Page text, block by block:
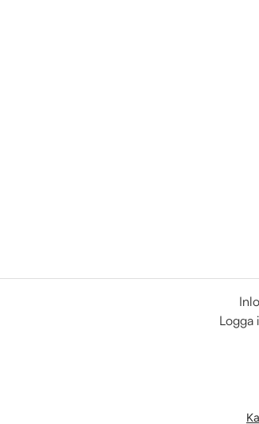
Logga